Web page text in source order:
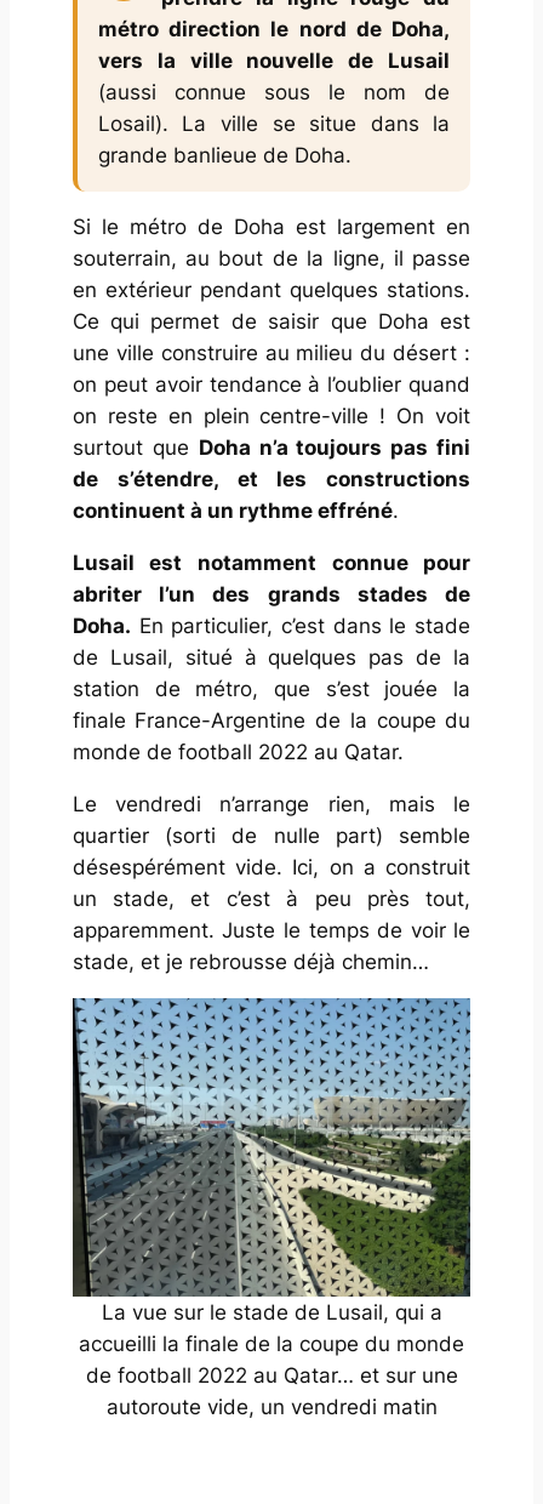
métro direction le nord de Doha,
vers la ville nouvelle de Lusail
(aussi connue sous le nom de
Losail). La ville se situe dans la
grande banlieue de Doha.
Si le métro de Doha est largement en
souterrain, au bout de la ligne, il passe
en extérieur pendant quelques stations.
Ce qui permet de saisir que Doha est
une ville construire au milieu du désert :
on peut avoir tendance à l’oublier quand
on reste en plein centre-ville ! On voit
surtout que Doha n’a toujours pas fini
de s’étendre, et les constructions
continuent à un rythme effréné.
Lusail est notamment connue pour
abriter l’un des grands stades de
Doha. En particulier, c’est dans le stade
de Lusail, situé à quelques pas de la
station de métro, que s’est jouée la
finale France-Argentine de la coupe du
monde de football 2022 au Qatar.
Le vendredi n’arrange rien, mais le
quartier (sorti de nulle part) semble
désespérément vide. Ici, on a construit
un stade, et c’est à peu près tout,
apparemment. Juste le temps de voir le
stade, et je rebrousse déjà chemin…
La vue sur le stade de Lusail, qui a
accueilli la finale de la coupe du monde
de football 2022 au Qatar… et sur une
autoroute vide, un vendredi matin